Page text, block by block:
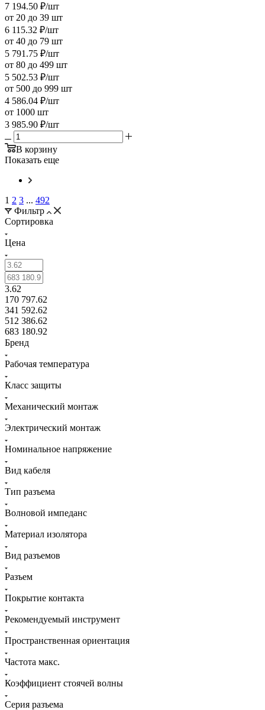
7 194.50 ₽/шт
от 20 до 39 шт
6 115.32 ₽/шт
от 40 до 79 шт
5 791.75 ₽/шт
от 80 до 499 шт
5 502.53 ₽/шт
от 500 до 999 шт
4 586.04 ₽/шт
от 1000 шт
3 985.90 ₽/шт
В корзину
Показать еще
1 2 3 ... 492
Фильтр
Сортировка
Цена
3.62
170 797.62
341 592.62
512 386.62
683 180.92
Бренд
Рабочая температура
Класс защиты
Механический монтаж
Электрический монтаж
Номинальное напряжение
Вид кабеля
Тип разъема
Волновой импеданс
Материал изолятора
Вид разъемов
Разъем
Покрытие контакта
Рекомендуемый инструмент
Пространственная ориентация
Частота макс.
Коэффициент стоячей волны
Серия разъема